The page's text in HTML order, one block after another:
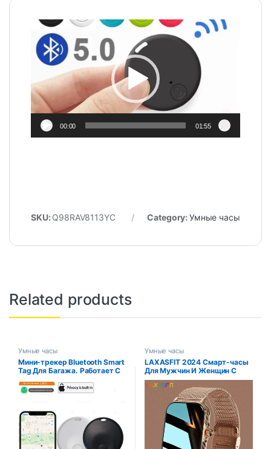
Video
Player
00:00 01:55
SKU: Q98RAV8113YC Category: Умные часы
Related products
Умные часы
Мини-трекер Bluetooth Smart
Tag Для Багажа. Работает С
iOS). Поиск Ключей Для
Сумок И Рюкзаков.
Умные часы
LAXASFIT 2024 Смарт-часы
Для Мужчин И Женщин С
Полным Сенсорным
Экраном, Фитнес-трекер